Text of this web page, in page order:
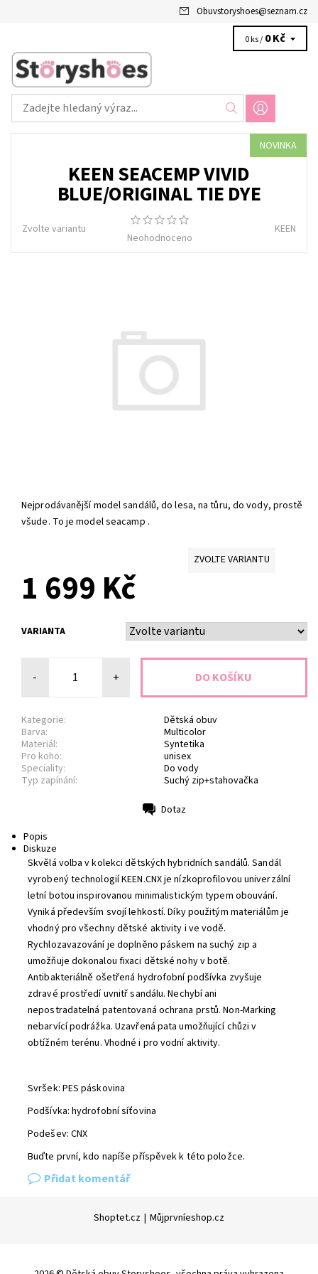
Obuvstoryshoes@seznam.cz
0 ks / 0 Kč
NOVINKA
KEEN SEACEMP VIVID
BLUE/ORIGINAL TIE DYE
Zvolte variantu
Neohodnoceno
KEEN
Nejprodávanější model sandálů, do lesa, na tůru, do vody, prostě
všude. To je model seacamp .
ZVOLTE VARIANTU
1 699 Kč
VARIANTA
- +
Kategorie:
Dětská obuv
Barva:
Multicolor
Materiál:
Syntetika
Pro koho:
unisex
Speciality:
Do vody
Typ zapínání:
Suchý zip+stahovačka
Dotaz
Popis
Diskuze
Skvělá volba v kolekci dětských hybridních sandálů. Sandál
vyrobený technologií KEEN.CNX je nízkoprofilovou univerzální
letní botou inspirovanou minimalistickým typem obouvání.
Vyniká především svojí lehkostí. Díky použitým materiálům je
vhodný pro všechny dětské aktivity i ve vodě.
Rychlozavazování je doplněno páskem na suchý zip a
umožňuje dokonalou fixaci dětské nohy v botě.
Antibakteriálně ošetřená hydrofobní podšívka zvyšuje
zdravé prostředí uvnitř sandálu. Nechybí ani
nepostradatelná patentovaná ochrana prstů. Non-Marking
nebarvící podrážka. Uzavřená pata umožňující chůzi v
obtížném terénu. Vhodné i pro vodní aktivity.
Svršek: PES páskovina
Podšívka: hydrofobní síťovina
Podešev: CNX
Buďte první, kdo napíše příspěvek k této položce.
Přidat komentář
Shoptet.cz | Můjprvníeshop.cz